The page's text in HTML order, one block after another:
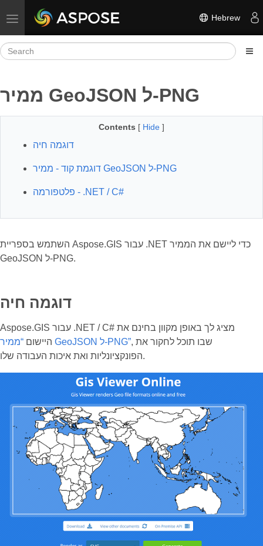
Toggle navigation Hebrew
ממיר GeoJSON ל-PNG
Contents [ Hide ]
דוגמה חיה
דוגמת קוד - ממיר GeoJSON ל-PNG
פלטפורמה - ‎.NET / C#‎
השתמש בספריית Aspose.GIS עבור .NET כדי ליישם את הממיר
GeoJSON ל-PNG.
דוגמה חיה
Aspose.GIS עבור .NET / C# מציג לך באופן מקוון בחינם את
היישום
“ממיר GeoJSON ל-PNG”, שבו תוכל לחקור את
הפונקציונליות ואת איכות העבודה שלו.